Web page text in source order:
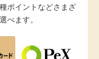
ポイントなどさまざ
べます。